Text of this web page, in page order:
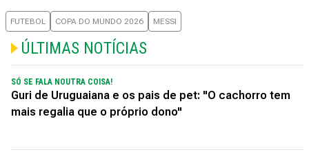
FUTEBOL COPA DO MUNDO 2026 MESSI
ÚLTIMAS NOTÍCIAS
SÓ SE FALA NOUTRA COISA!
Guri de Uruguaiana e os pais de pet: "O cachorro tem
mais regalia que o próprio dono"